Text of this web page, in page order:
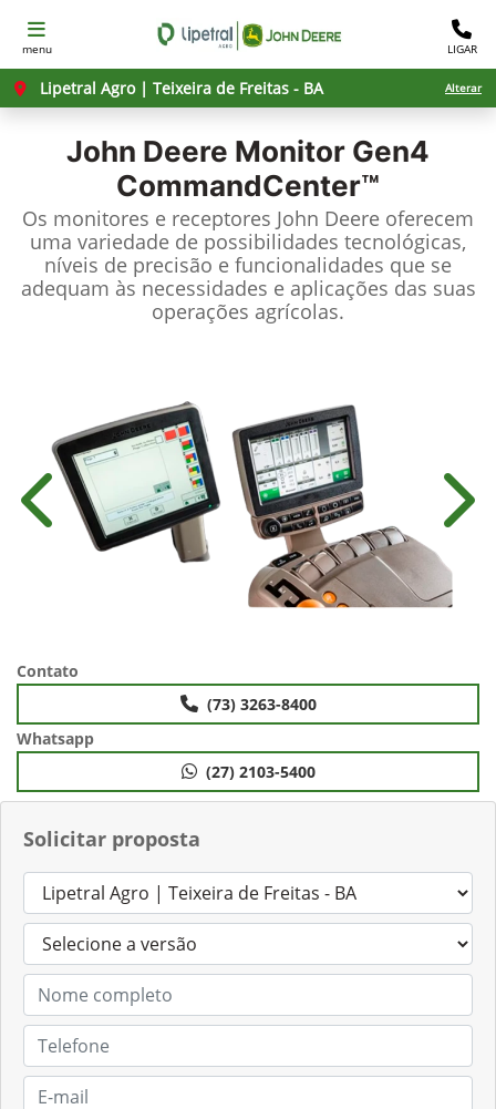
menu LIGAR
Lipetral Agro | Teixeira de Freitas - BA Alterar
John Deere Monitor Gen4
CommandCenter™
Os monitores e receptores John Deere oferecem
uma variedade de possibilidades tecnológicas,
níveis de precisão e funcionalidades que se
adequam às necessidades e aplicações das suas
operações agrícolas.
Solicitar proposta
Anterior
Contato
(73) 3263-8400
Whatsapp
(27) 2103-5400